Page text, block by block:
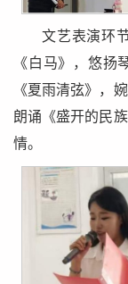
文艺表演环
《白马》，悠扬
《夏雨清弦》，
朗诵《盛开的民
情。